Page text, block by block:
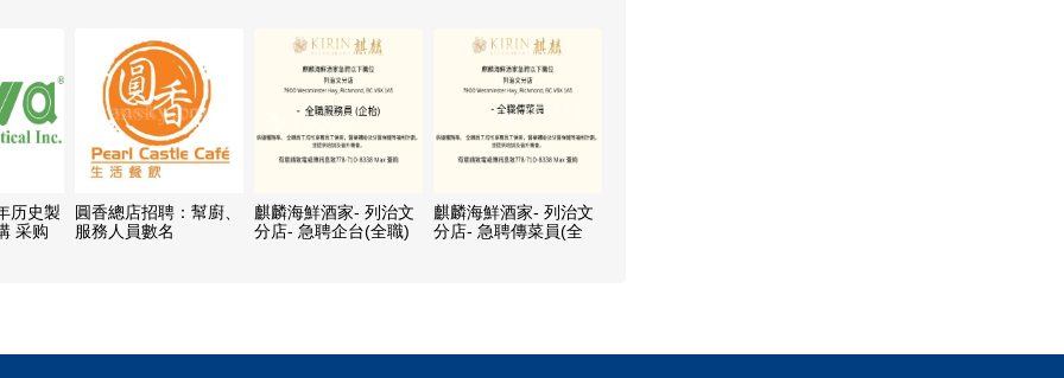
历史製
采购
圓香總店招聘：幫廚、
服務人員數名
麒麟海鮮酒家- 列治文
分店- 急聘企台(全職)
麒麟海鮮酒家- 列治文
分店- 急聘傳菜員(全